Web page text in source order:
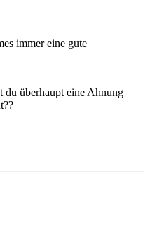
immer eine gute
du überhaupt eine Ahnung